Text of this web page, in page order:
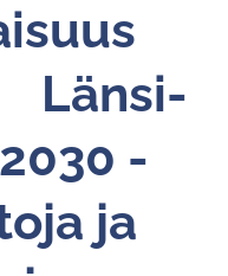
Länsi-
-
ja